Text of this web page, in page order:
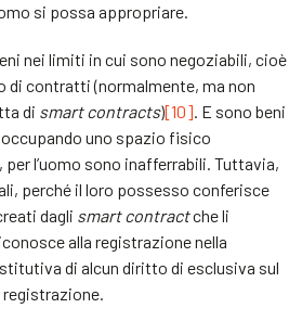
si possa appropriare.
nei limiti in cui sono negoziabili, cioè
di contratti (normalmente, ma non
di smart contracts)[10]. E sono beni
uno spazio fisico
per l’uomo sono inafferrabili. Tuttavia,
perché il loro possesso conferisce
dagli smart contractche li
alla registrazione nella
di alcun diritto di esclusiva sul